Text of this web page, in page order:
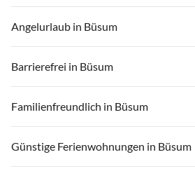
Angelurlaub in Büsum
Barrierefrei in Büsum
Familienfreundlich in Büsum
Günstige Ferienwohnungen in Büsum